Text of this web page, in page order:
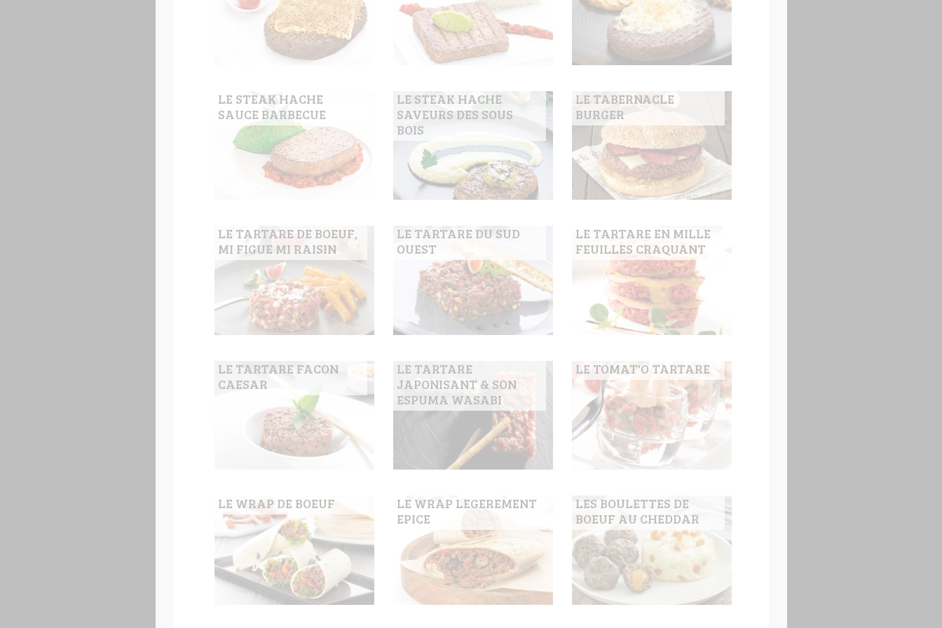
LE STEAK HACHE
SAUCE BARBECUE
LE STEAK HACHE
SAVEURS DES SOUS
BOIS
LE TABERNACLE
BURGER
LE TARTARE DE BOEUF,
MI FIGUE MI RAISIN
LE TARTARE DU SUD
OUEST
LE TARTARE EN MILLE
FEUILLES CRAQUANT
LE TARTARE FACON
CAESAR
LE TARTARE
JAPONISANT & SON
ESPUMA WASABI
LE TOMAT'O TARTARE
LE WRAP DE BOEUF
LE WRAP LEGEREMENT
EPICE
LES BOULETTES DE
BOEUF AU CHEDDAR